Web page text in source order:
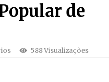
de
588 Visualizações